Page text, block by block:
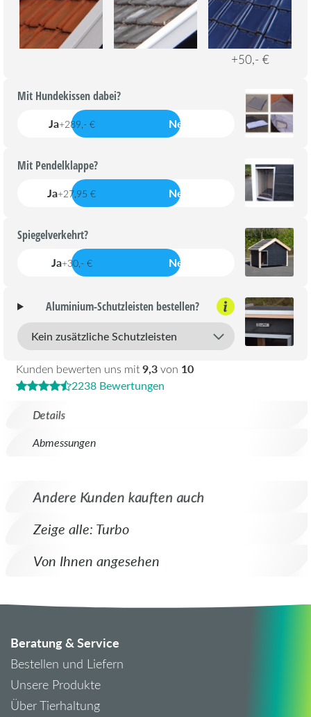
Details
Abmessungen
Kunden bewerten uns mit9,3von 10
2238 Bewertungen
+50,- €
Mit Hundekissen dabei?
Ja+289,- € Nein
Mit Pendelklappe?
Ja+27,95 € Nein
Spiegelverkehrt?
Ja+30,- € Nein
Aluminium-Schutzleisten bestellen?
Andere Kunden kauften auch
Zeige alle: Turbo
Von Ihnen angesehen
Beratung & Service
Bestellen und Liefern
Unsere Produkte
Über Tierhaltung